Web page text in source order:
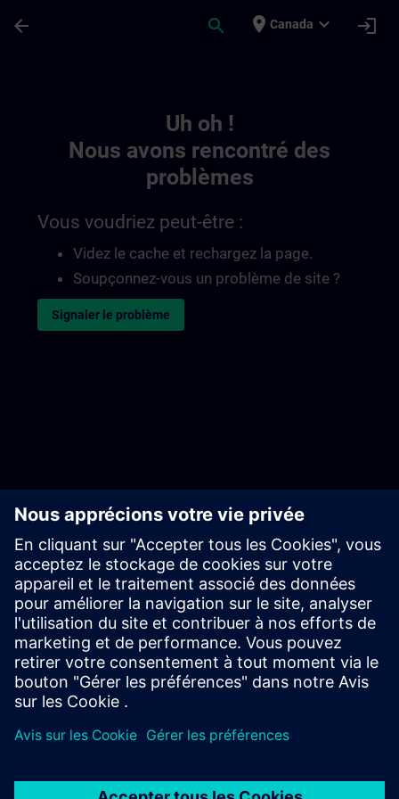
arrow_back search place Canada expand_more login
Uh oh !
Nous avons rencontré des
problèmes
Vous voudriez peut-être :
Videz le cache et rechargez la page.
Soupçonnez-vous un problème de site ?
Signaler le problème